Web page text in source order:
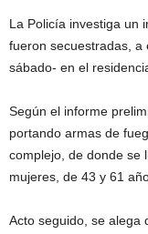
La Policía investiga un
fueron secuestradas, a
sábado- en el
Según el informe
portando armas de
complejo, de donde se
mujeres, de 43 y 61
Acto seguido, se alega